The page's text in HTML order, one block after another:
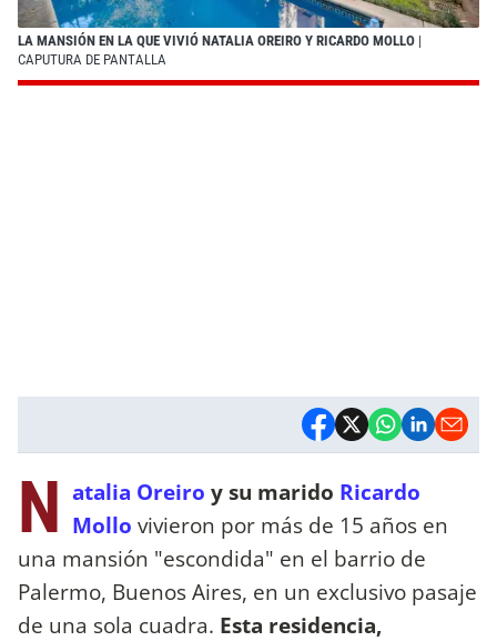
LA MANSIÓN EN LA QUE VIVIÓ NATALIA OREIRO Y RICARDO MOLLO |
CAPUTURA DE PANTALLA
N atalia Oreiro y su marido Ricardo
Mollo vivieron por más de 15 años en
una mansión "escondida" en el barrio de
Palermo, Buenos Aires, en un exclusivo pasaje
de una sola cuadra. Esta residencia,